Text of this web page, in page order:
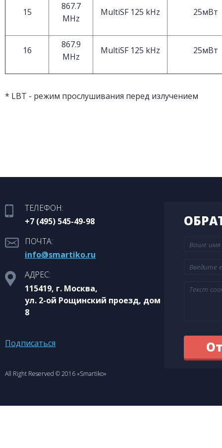
15
867.7
MHz
MultiSF 125 kHz 25мВт
16
867.9
MHz
MultiSF 125 kHz 25мВт
* LBT - режим прослушивания перед излучением
ТЕЛЕФОН:
+7 (495) 545-49-98
ПОЧТА:
info@smartiko.ru
АДРЕС:
115419, г. Москва,
ул. 2-ой Рощинский проезд, дом
8
Подписаться
All Right Reserved © 2016 «Smartiko»